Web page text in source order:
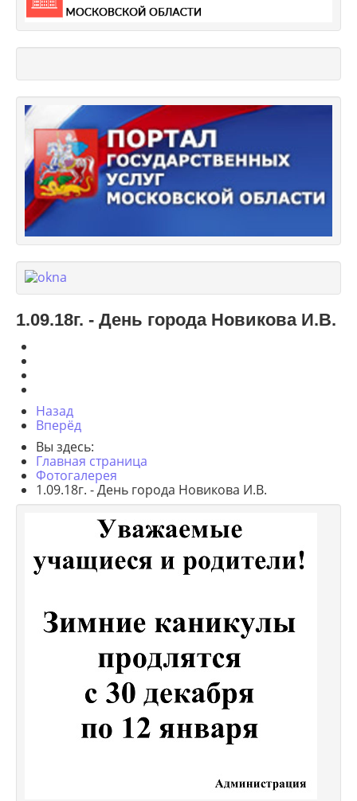
1.09.18г. - День города Новикова И.В.
Назад
Вперёд
Вы здесь:
Главная страница
Фотогалерея
1.09.18г. - День города Новикова И.В.